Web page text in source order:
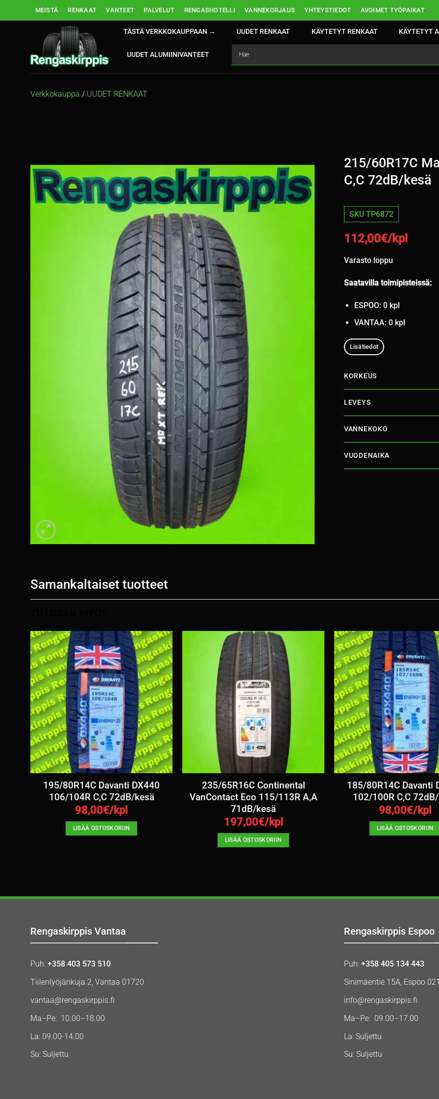
MEISTÄ RENKAAT VANTEET PALVELUT RENGASHOTELLI VANNEKORJAUS YHTEYSTIEDOT AVOIMET TYÖPAIKAT
TÄSTÄ VERKKOKAUPPAAN → UUDET RENKAAT KÄYTETYT RENKAAT KÄYTETYT
UUDET ALUMIINIVANTEET
Verkkokauppa / UUDET RENKAAT
215/60R17C
C,C 72dB/kesä
SKU TP6872
112,00€/kpl
Varasto loppu
Saatavilla toimipisteissä:
ESPOO: 0 kpl
VANTAA: 0 kpl
Lisätiedot
KORKEUS
LEVEYS
VANNEKOKO
VUODENAIKA
Samankaltaiset tuotteet
195/80R14C Davanti DX440
106/104R C,C 72dB/kesä
98,00€/kpl
LISÄÄ OSTOSKORIIN
235/65R16C Continental
VanContact Eco 115/113R A,A
71dB/kesä
197,00€/kpl
LISÄÄ OSTOSKORIIN
185/80R14C Davanti
102/100R C,C
98,00€/kpl
LISÄÄ OSTOSKORIIN
Rengaskirppis Vantaa
Puh: +358 403 573 510
Tiilenlyöjänkuja 2, Vantaa 01720
vantaa@rengaskirppis.fi
Ma–Pe: 10.00–18.00
La: 09.00-14.00
Su: Suljettu
Rengaskirppis Espoo
Puh: +358 405 134 443
Sinimäentie 15A, Espoo
info@rengaskirppis.fi
Ma–Pe: 09.00–17.00
La: Suljettu
Su: Suljettu